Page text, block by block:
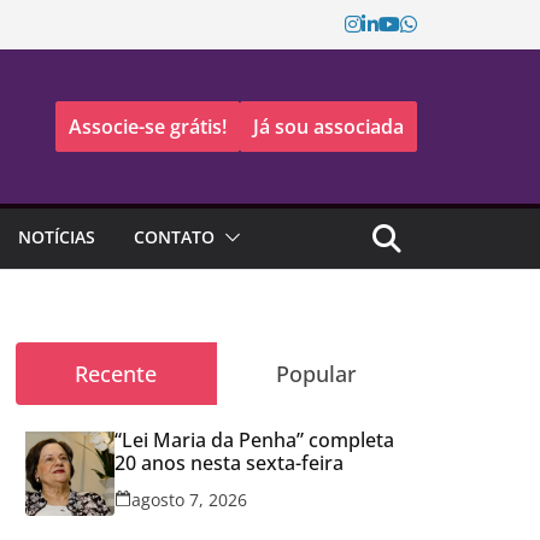
Associe-se grátis! Já sou associada
NOTÍCIAS CONTATO
Recente Popular
“Lei Maria da Penha” completa
20 anos nesta sexta-feira
agosto 7, 2026